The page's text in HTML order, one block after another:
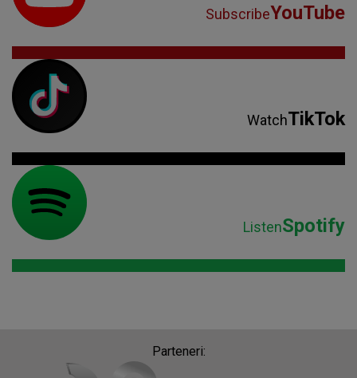
SubscribeYouTube
WatchTikTok
ListenSpotify
Parteneri: